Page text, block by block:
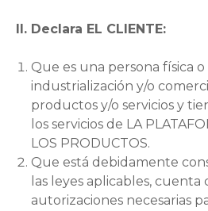
II. Declara EL CLIENTE:
Que es una persona física
industrialización y/o
productos y/o servicios y
los servicios de LA
LOS PRODUCTOS.
Que está debidamente
las leyes aplicables, cuenta
autorizaciones necesarias